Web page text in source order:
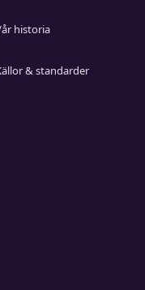
historia
& standarder